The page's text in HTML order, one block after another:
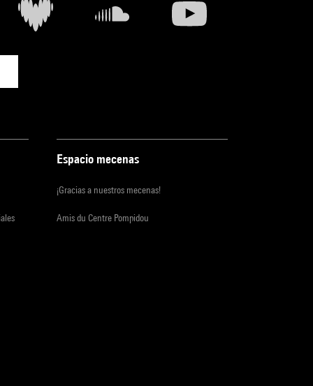
Espacio mecenas
¡Gracias a nuestros mecenas!
Amis du Centre Pompidou